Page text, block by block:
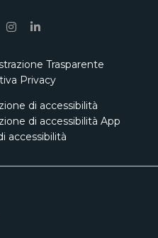
Trasparente
Privacy
di accessibilità
di accessibilità App
accessibilità